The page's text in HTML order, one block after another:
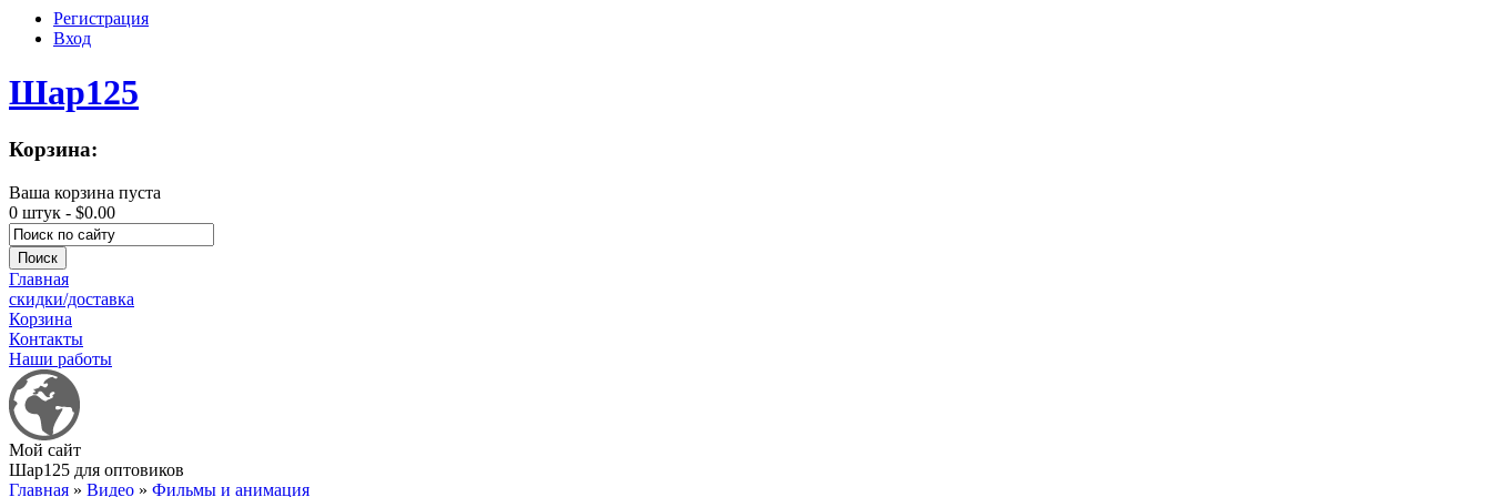
Регистрация
Вход
Шар125
Корзина:
Ваша корзина пуста
0 штук - $0.00
Главная
скидки/доставка
Корзина
Контакты
Наши работы
Мой сайт
Шар125 для оптовиков
Главная » Видео » Фильмы и анимация